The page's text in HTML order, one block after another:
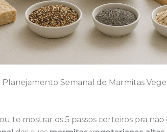
Planejamento Semanal de Marmitas
te mostrar os 5 passos certeiros pra